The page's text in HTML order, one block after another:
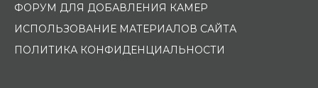
ФОРУМ ДЛЯ ДОБАВЛЕНИЯ КАМЕР
ИСПОЛЬЗОВАНИЕ МАТЕРИАЛОВ САЙТА
ПОЛИТИКА КОНФИДЕНЦИАЛЬНОСТИ